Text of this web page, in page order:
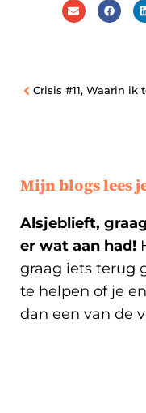
Mijn blogs lees
Alsjeblieft,
er wat aan had!
graag iets terug
te helpen of je
dan een van de